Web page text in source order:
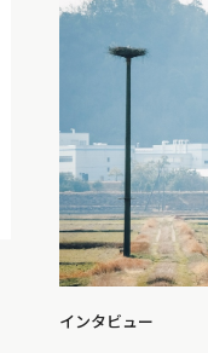
インタビュー